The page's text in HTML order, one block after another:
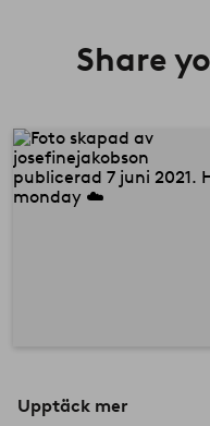
Share
Upptäck mer